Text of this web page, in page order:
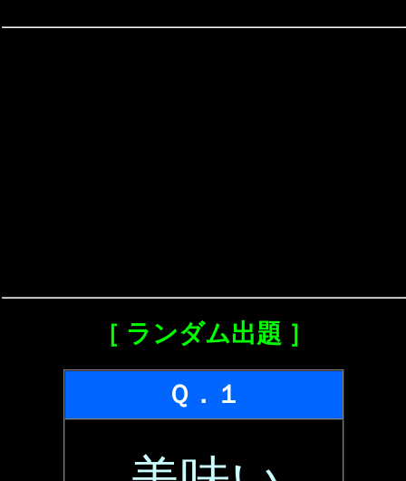
［ ランダム出題 ］
Ｑ．１